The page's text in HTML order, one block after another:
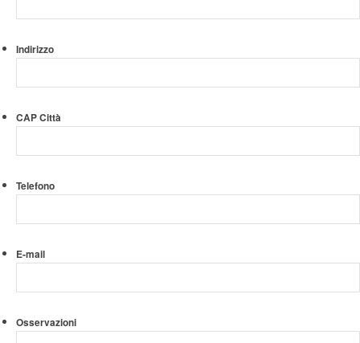
Indirizzo
CAP Città
Telefono
E-mail
Osservazioni